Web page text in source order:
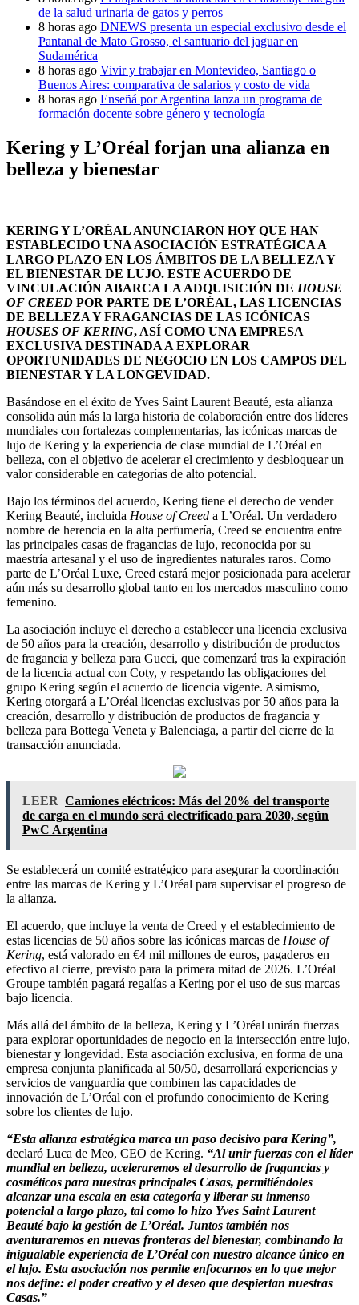
de la salud urinaria de gatos y perros
8 horas ago DNEWS presenta un especial exclusivo desde el
Pantanal de Mato Grosso, el santuario del jaguar en
Sudamérica
8 horas ago Vivir y trabajar en Montevideo, Santiago o
Buenos Aires: comparativa de salarios y costo de vida
8 horas ago Enseñá por Argentina lanza un programa de
formación docente sobre género y tecnología
Kering y L’Oréal forjan una alianza en
belleza y bienestar
KERING Y L’ORÉAL ANUNCIARON HOY QUE HAN
ESTABLECIDO UNA ASOCIACIÓN ESTRATÉGICA A
LARGO PLAZO EN LOS ÁMBITOS DE LA BELLEZA Y
EL BIENESTAR DE LUJO. ESTE ACUERDO DE
VINCULACIÓN ABARCA LA ADQUISICIÓN DE HOUSE
OF CREED POR PARTE DE L’ORÉAL, LAS LICENCIAS
DE BELLEZA Y FRAGANCIAS DE LAS ICÓNICAS
HOUSES OF KERING, ASÍ COMO UNA EMPRESA
EXCLUSIVA DESTINADA A EXPLORAR
OPORTUNIDADES DE NEGOCIO EN LOS CAMPOS DEL
BIENESTAR Y LA LONGEVIDAD.
Basándose en el éxito de Yves Saint Laurent Beauté, esta alianza
consolida aún más la larga historia de colaboración entre dos líderes
mundiales con fortalezas complementarias, las icónicas marcas de
lujo de Kering y la experiencia de clase mundial de L’Oréal en
belleza, con el objetivo de acelerar el crecimiento y desbloquear un
valor considerable en categorías de alto potencial.
Bajo los términos del acuerdo, Kering tiene el derecho de vender
Kering Beauté, incluida House of Creed a L’Oréal. Un verdadero
nombre de herencia en la alta perfumería, Creed se encuentra entre
las principales casas de fragancias de lujo, reconocida por su
maestría artesanal y el uso de ingredientes naturales raros. Como
parte de L’Oréal Luxe, Creed estará mejor posicionada para acelerar
aún más su desarrollo global tanto en los mercados masculino como
femenino.
La asociación incluye el derecho a establecer una licencia exclusiva
de 50 años para la creación, desarrollo y distribución de productos
de fragancia y belleza para Gucci, que comenzará tras la expiración
de la licencia actual con Coty, y respetando las obligaciones del
grupo Kering según el acuerdo de licencia vigente. Asimismo,
Kering otorgará a L’Oréal licencias exclusivas por 50 años para la
creación, desarrollo y distribución de productos de fragancia y
belleza para Bottega Veneta y Balenciaga, a partir del cierre de la
transacción anunciada.
LEER Camiones eléctricos: Más del 20% del transporte
de carga en el mundo será electrificado para 2030, según
PwC Argentina
Se establecerá un comité estratégico para asegurar la coordinación
entre las marcas de Kering y L’Oréal para supervisar el progreso de
la alianza.
El acuerdo, que incluye la venta de Creed y el establecimiento de
estas licencias de 50 años sobre las icónicas marcas de House of
Kering, está valorado en €4 mil millones de euros, pagaderos en
efectivo al cierre, previsto para la primera mitad de 2026. L’Oréal
Groupe también pagará regalías a Kering por el uso de sus marcas
bajo licencia.
Más allá del ámbito de la belleza, Kering y L’Oréal unirán fuerzas
para explorar oportunidades de negocio en la intersección entre lujo,
bienestar y longevidad. Esta asociación exclusiva, en forma de una
empresa conjunta planificada al 50/50, desarrollará experiencias y
servicios de vanguardia que combinen las capacidades de
innovación de L’Oréal con el profundo conocimiento de Kering
sobre los clientes de lujo.
“Esta alianza estratégica marca un paso decisivo para Kering”,
declaró Luca de Meo, CEO de Kering. “Al unir fuerzas con el líder
mundial en belleza, aceleraremos el desarrollo de fragancias y
cosméticos para nuestras principales Casas, permitiéndoles
alcanzar una escala en esta categoría y liberar su inmenso
potencial a largo plazo, tal como lo hizo Yves Saint Laurent
Beauté bajo la gestión de L’Oréal. Juntos también nos
aventuraremos en nuevas fronteras del bienestar, combinando la
inigualable experiencia de L’Oréal con nuestro alcance único en
el lujo. Esta asociación nos permite enfocarnos en lo que mejor
nos define: el poder creativo y el deseo que despiertan nuestras
Casas.”